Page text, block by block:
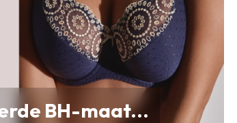
BH-maat...